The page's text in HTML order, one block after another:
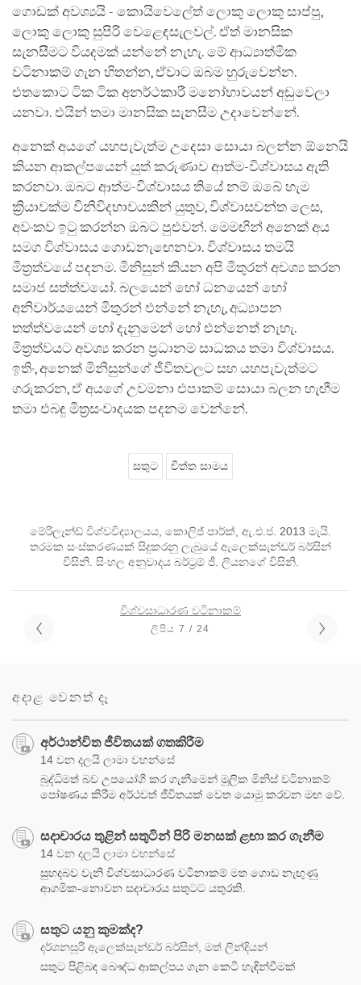
ගොඩක් අවශ්‍යයි - කොයිවෙලේත් ලොකු ලොකු සාප්පු,
ලොකු ලොකු සුපිරි වෙළෙඳසැලවල්. ඒත් මානසික
සැනසීමට වියදමක් යන්නේ නැහැ. මේ ආධ්‍යාත්මික
වටිනාකම් ගැන හිතන්න, ඒවාට ඔබම හුරුවෙන්න.
එතකොට ටික ටික අනර්ථකාරී මනෝභාවයන් අඩුවෙලා
යනවා. එයින් තමා මානසික සැනසීම උදාවෙන්නේ.
අනෙක් අයගේ යහපැවැත්ම උදෙසා සොයා බලන්න ඕනෙයි
කියන ආකල්පයෙන් යුත් කරුණාව ආත්ම-විශ්වාසය ඇති
කරනවා. ඔබට ආත්ම-විශ්වාසය තියේ නම් ඔබේ හැම
ක්‍රියාවක්ම විනිවිදභාවයකින් යුතුව, විශ්වාසවන්ත ලෙස,
අවංකව ඉටු කරන්න ඔබට පුළුවන්. මෙමඟින් අනෙක් අය
සමග විශ්වාසය ගොඩනැඟෙනවා. විශ්වාසය තමයි
මිත්‍රත්වයේ පදනම. මිනිසුන් කියන අපි මිතුරන් අවශ්‍ය කරන
සමාජ සත්ත්වයෝ. බලයෙන් හෝ ධනයෙන් හෝ
අනිවාර්යයෙන් මිතුරන් එන්නේ නැහැ, අධ්‍යාපන
තත්ත්වයෙන් හෝ දැනුමෙන් හෝ එන්නෙත් නැහැ.
මිත්‍රත්වයට අවශ්‍ය කරන ප්‍රධානම සාධකය තමා විශ්වාසය.
ඉතිං, අනෙක් මිනිසුන්ගේ ජීවිතවලට සහ යහපැවැත්මට
ගරුකරන, ඒ අයගේ උවමනා එපාකම් සොයා බලන හැඟීම
තමා එබඳු මිත්‍රසංවාදයක පදනම වෙන්නේ.
සතුට චිත්ත සාමය
මේරිලෑන්ඩ් විශ්වවිද්‍යාලයය, කොලිජ් පාර්ක්, ඇ.එ.ජ. 2013 මැයි.
තරමක සංස්කරණයක් සිදුකරනු ලැබුයේ ඇලෙක්සැන්ඩර් බර්සින්
විසිනි. සිංහල අනුවාදය බර්ට්‍රම් ජී. ලියනගේ විසිනි.
විශ්වසාධාරණ වටිනාකම්
ලිපිය 7 / 24
අදාළ වෙනත් දෑ
අර්ථාන්විත ජීවිතයක් ගතකිරීම
14 වන දලයි ලාමා වහන්සේ
බුද්ධිමත් බව උපයෝගී කර ගැනීමෙන් මූලික මිනිස් වටිනාකම්
පෝෂණය කිරීම අර්ථවත් ජීවිතයක් වෙත යොමු කරවන මඟ වේ.
සදාචාරය තුළින් සතුටින් පිරි මනසක් ළඟා කර ගැනීම
14 වන දලයි ලාමා වහන්සේ
සුහදබව වැනි විශ්වසාධාරණ වටිනාකම් මත ගොඩ නැඟුණු
ආගමික-නොවන සදාචාරය සතුටට යතුරකි.
සතුට යනු කුමක්ද?
දර්ශනසූරී ඇලෙක්සැන්ඩර් බර්සින්, මත් ලින්දියන්
සතුට පිළිබඳ බෞද්ධ ආකල්පය ගැන කෙටි හැඳින්වීමක්